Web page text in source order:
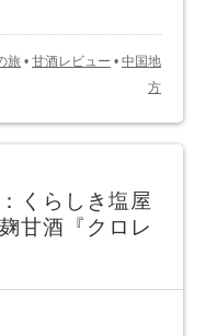
旅 • 甘酒レビュー • 中国地
方
くらしき塩屋
甘酒『クロレ